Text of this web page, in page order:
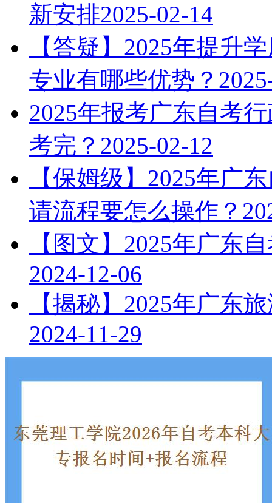
新安排2025-02-14
【答疑】2025年提升
专业有哪些优势？
2025年报考广东自考
考完？ 2025-02-12
【保姆级】2025年广
请流程要怎么操作？
【图文】2025年广东
2024-12-06
【揭秘】2025年广东
2024-11-29